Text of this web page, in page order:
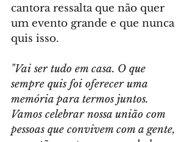
cantora ressalta que não quer
um evento grande e que nunca
quis isso.
"Vai ser tudo em casa. O que
sempre quis foi oferecer uma
memória para termos juntos.
Vamos celebrar nossa união com
pessoas que convivem com a gente,